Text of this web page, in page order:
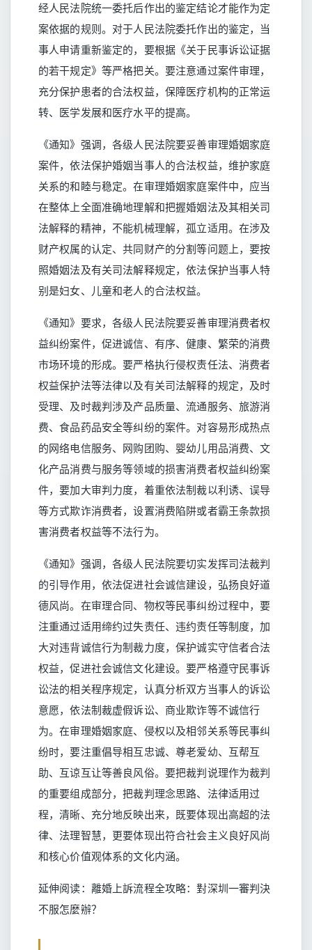
经人民法院统一委托后作出的鉴定结论才能作为定
案依据的规则。对于人民法院委托作出的鉴定，当
事人申请重新鉴定的，要根据《关于民事诉讼证据
的若干规定》等严格把关。要注意通过案件审理，
充分保护患者的合法权益，保障医疗机构的正常运
转、医学发展和医疗水平的提高。
《通知》强调，各级人民法院要妥善审理婚姻家庭
案件，依法保护婚姻当事人的合法权益，维护家庭
关系的和睦与稳定。在审理婚姻家庭案件中，应当
在整体上全面准确地理解和把握婚姻法及其相关司
法解释的精神，不能机械理解，孤立适用。在涉及
财产权属的认定、共同财产的分割等问题上，要按
照婚姻法及有关司法解释规定，依法保护当事人特
别是妇女、儿童和老人的合法权益。
《通知》要求，各级人民法院要妥善审理消费者权
益纠纷案件，促进诚信、有序、健康、繁荣的消费
市场环境的形成。要严格执行侵权责任法、消费者
权益保护法等法律以及有关司法解释的规定，及时
受理、及时裁判涉及产品质量、流通服务、旅游消
费、食品药品安全等纠纷的案件。对容易形成热点
的网络电信服务、网购团购、婴幼儿用品消费、文
化产品消费与服务等领域的损害消费者权益纠纷案
件，要加大审判力度，着重依法制裁以利诱、误导
等方式欺诈消费者，设置消费陷阱或者霸王条款损
害消费者权益等不法行为。
《通知》强调，各级人民法院要切实发挥司法裁判
的引导作用，依法促进社会诚信建设，弘扬良好道
德风尚。在审理合同、物权等民事纠纷过程中，要
注重通过适用缔约过失责任、违约责任等制度，加
大对违背诚信行为制裁力度，保护诚实守信者合法
权益，促进社会诚信文化建设。要严格遵守民事诉
讼法的相关程序规定，认真分析双方当事人的诉讼
意愿，依法制裁虚假诉讼、商业欺诈等不诚信行
为。在审理婚姻家庭、侵权以及相邻关系等民事纠
纷时，要注重倡导相互忠诚、尊老爱幼、互帮互
助、互谅互让等善良风俗。要把裁判说理作为裁判
的重要组成部分，把裁判理念思路、法律适用过
程，清晰、充分地反映出来，既要体现出高超的法
律、法理智慧，更要体现出符合社会主义良好风尚
和核心价值观体系的文化内涵。
延伸阅读： 離婚上訴流程全攻略：對深圳一審判決
不服怎麼辦？